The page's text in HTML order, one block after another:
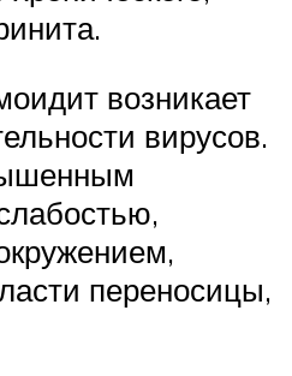
возникает
вирусов.
переносицы,